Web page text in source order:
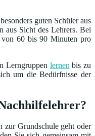
guten Schüler aus
aus Sicht des Lehrers. Bei
von 60 bis 90 Minuten pro
Lerngruppen lernen bis zu
um die Bedürfnisse der
Grundschule geht oder